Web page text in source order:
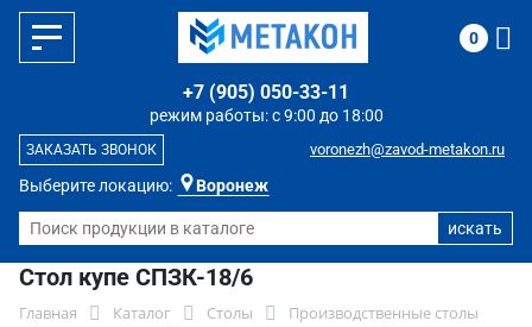
Выберите локацию: Воронеж
режим работы: с 9:00 до 18:00
+7 (905) 050-33-11
voronezh@zavod-metakon.ru
ЗАКАЗАТЬ ЗВОНОК
0
Стол купе СПЗК-18/6
Главная Каталог Столы
Производственные столы